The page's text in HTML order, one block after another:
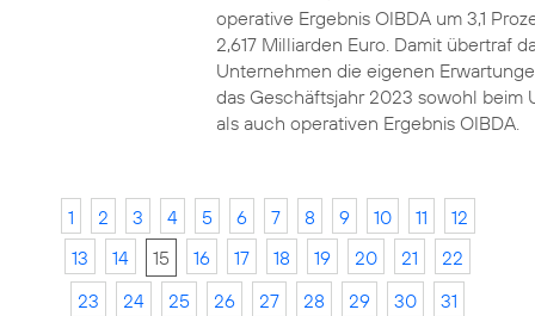
operative Ergebnis OIBDA um 3,1
2,617 Milliarden Euro. Damit übertraf
Unternehmen die eigenen
das Geschäftsjahr 2023 sowohl beim
als auch operativen Ergebnis OIBDA.
1 2 3 4 5 6 7 8 9 10 11
12
13
14 15 16 17 18 19 20 21
22
23
24 25 26 27 28 29 30
31